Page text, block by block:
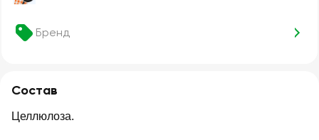
Бренд
Состав
Целлюлоза.